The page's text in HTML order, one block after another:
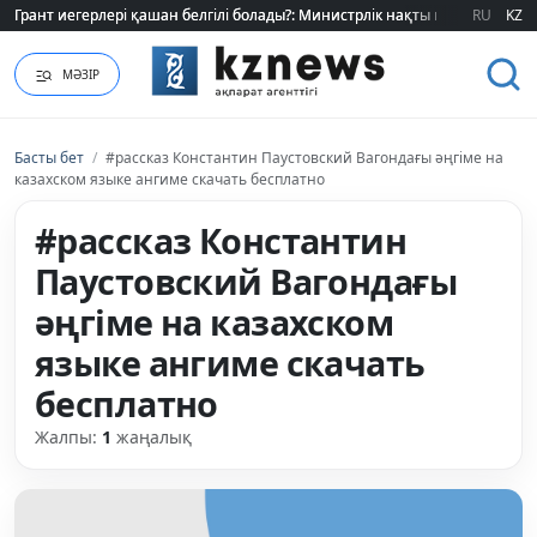
Грант иегерлері қашан белгілі болады?: Министрлік нақты мерзімді
Грант иегерлері қашан белгілі болады?: Министрлік нақты мерзімді
RU KZ
МӘЗІР
Басты бет / #рассказ Константин Паустовский Вагондағы әңгіме на
казахском языке ангиме скачать бесплатно
#рассказ Константин
Паустовский Вагондағы
әңгіме на казахском
языке ангиме скачать
бесплатно
Жалпы: 1 жаңалық